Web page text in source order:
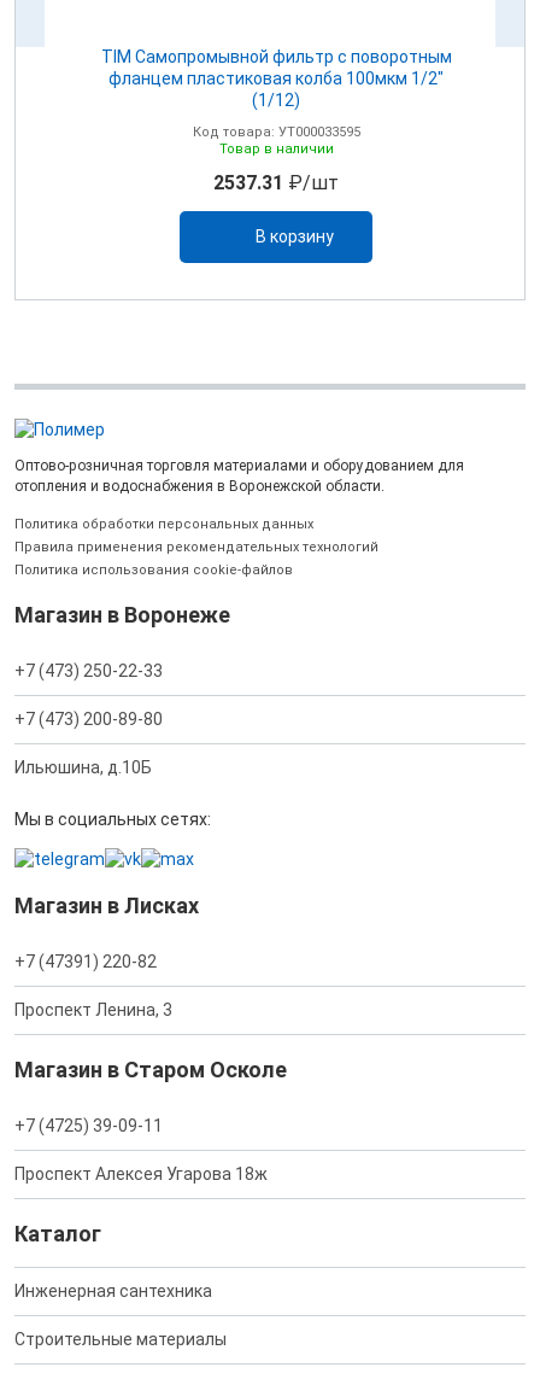
TIM Самопромывной фильтр с поворотным
фланцем пластиковая колба 100мкм 1/2"
(1/12)
Код товара: УТ000033595
Товар в наличии
2537.31 ₽/шт
В корзину
Оптово-розничная торговля материалами и оборудованием для
отопления и водоснабжения в Воронежской области.
Политика обработки персональных данных
Правила применения рекомендательных технологий
Политика использования cookie-файлов
Магазин в Воронеже
+7 (473) 250-22-33
+7 (473) 200-89-80
Ильюшина, д.10Б
Мы в социальных сетях:
Магазин в Лисках
+7 (47391) 220-82
Проспект Ленина, 3
Магазин в Старом Осколе
+7 (4725) 39-09-11
Проспект Алексея Угарова 18ж
Каталог
Инженерная сантехника
Строительные материалы